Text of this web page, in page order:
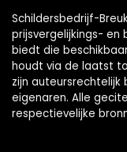
Schildersbedrijf-
prijsvergelijkings-
biedt die
houdt via de laatst
zijn auteursrechtelijk
eigenaren. Alle
respectievelijke